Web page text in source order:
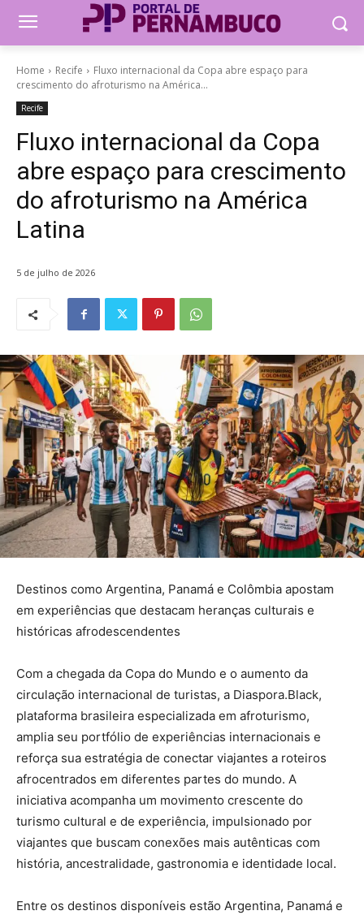
Home Recife
Fluxo internacional da Copa abre espaço para
crescimento do afroturismo na América...
Recife
Fluxo internacional da Copa
abre espaço para crescimento
do afroturismo na América
Latina
5 de julho de 2026
Destinos como Argentina, Panamá e Colômbia apostam
em experiências que destacam heranças culturais e
históricas afrodescendentes
Com a chegada da Copa do Mundo e o aumento da
circulação internacional de turistas, a Diaspora.Black,
plataforma brasileira especializada em afroturismo,
amplia seu portfólio de experiências internacionais e
reforça sua estratégia de conectar viajantes a roteiros
afrocentrados em diferentes partes do mundo. A
iniciativa acompanha um movimento crescente do
turismo cultural e de experiência, impulsionado por
viajantes que buscam conexões mais autênticas com
história, ancestralidade, gastronomia e identidade local.
Entre os destinos disponíveis estão Argentina, Panamá e